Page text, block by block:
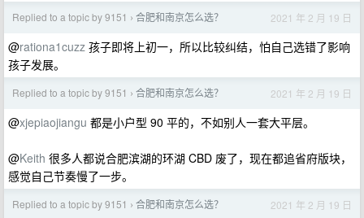
Replied to a topic by 9151 › 合肥和南京怎么选？ 2021 年 2 月 19 日
@rationa1cuzz 孩子即将上初一，所以比较纠结，怕自己选错了影响
孩子发展。
Replied to a topic by 9151 › 合肥和南京怎么选？ 2021 年 2 月 19 日
@xjepiaojiangu 都是小户型 90 平的，不如别人一套大平层。
@Keith 很多人都说合肥滨湖的环湖 CBD 废了，现在都追省府版块，
感觉自己节奏慢了一步。
Replied to a topic by 9151 › 合肥和南京怎么选？ 2021 年 2 月 19 日